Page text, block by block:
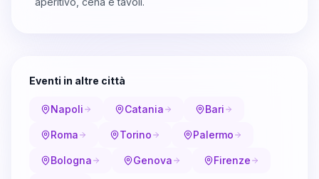
Eventi in altre città
Napoli Catania Bari
Roma Torino Palermo
Bologna Genova Firenze